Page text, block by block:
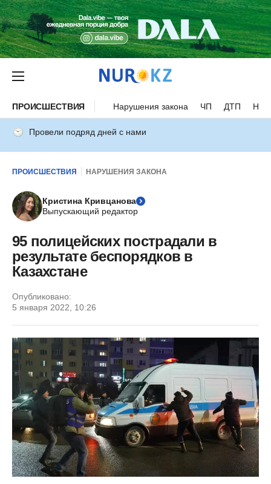
ПРОИСШЕСТВИЯ Нарушения закона ЧП ДТП
Провели подряд дней с нами
ПРОИСШЕСТВИЯ НАРУШЕНИЯ ЗАКОНА
Кристина Кривцанова
Выпускающий редактор
95 полицейских пострадали в
результате беспорядков в
Казахстане
Опубликовано:
5 января 2022, 10:26